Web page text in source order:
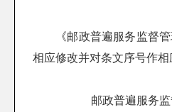
《邮政普遍服务监督
相应修改并对条文序号作相
邮政普遍服务